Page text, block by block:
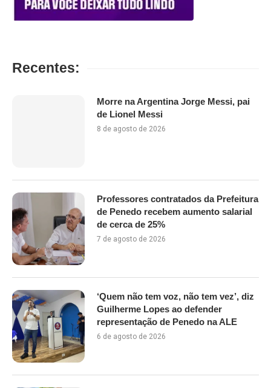
Recentes:
Morre na Argentina Jorge Messi, pai
de Lionel Messi
8 de agosto de 2026
Professores contratados da Prefeitura
de Penedo recebem aumento salarial
de cerca de 25%
7 de agosto de 2026
‘Quem não tem voz, não tem vez’, diz
Guilherme Lopes ao defender
representação de Penedo na ALE
6 de agosto de 2026